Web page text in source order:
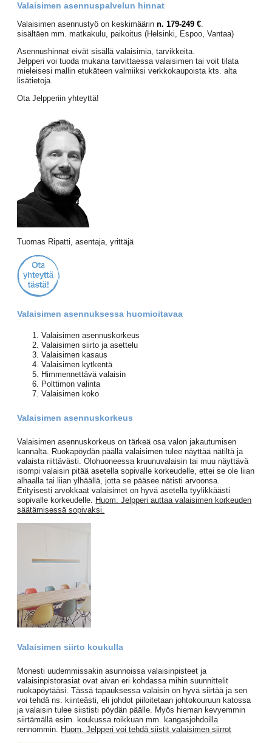
Valaisimen asennuspalvelun hinnat
Valaisimen asennustyö on keskimäärinn. 179-249 €.
sisältäen mm. matkakulu, paikoitus (Helsinki, Espoo, Vantaa)
Asennushinnat eivät sisällä valaisimia, tarvikkeita.
Jelpperi voi tuoda mukana tarvittaessa valaisimen tai voit tilata
mieleisesi mallin etukäteen valmiiksi verkkokaupoista kts. alta
lisätietoja.
Ota Jelpperiin yhteyttä!
Tuomas Ripatti, asentaja, yrittäjä
Valaisimen asennuksessa huomioitavaa
Valaisimen asennuskorkeus
Valaisimen siirto ja asettelu
Valaisimen kasaus
Valaisimen kytkentä
Himmennettävä valaisin
Polttimon valinta
Valaisimen koko
Valaisimen asennuskorkeus
Valaisimen asennuskorkeus on tärkeä osa valon jakautumisen
kannalta. Ruokapöydän päällä valaisimen tulee näyttää nätiltä ja
valaista riittävästi. Olohuoneessa kruunuvalaisin tai muu näyttävä
isompi valaisin pitää asetella sopivalle korkeudelle, ettei se ole liian
alhaalla tai liian ylhäällä, jotta se pääsee nätisti arvoonsa.
Erityisesti arvokkaat valaisimet on hyvä asetella tyylikkäästi
sopivalle korkeudelle. Huom. Jelpperi auttaa valaisimen korkeuden
säätämisessä sopivaksi.
Valaisimen siirto koukulla
Monesti uudemmissakin asunnoissa valaisinpisteet ja
valaisinpistorasiat ovat aivan eri kohdassa mihin suunnittelit
ruokapöytääsi. Tässä tapauksessa valaisin on hyvä siirtää ja sen
voi tehdä ns. kiinteästi, eli johdot piiloitetaan johtokouruun katossa
ja valaisin tulee siististi pöydän päälle. Myös hieman kevyemmin
siirtämällä esim. koukussa roikkuan mm. kangasjohdoilla
rennommin. Huom. Jelpperi voi tehdä siistit valaisimen siirrot